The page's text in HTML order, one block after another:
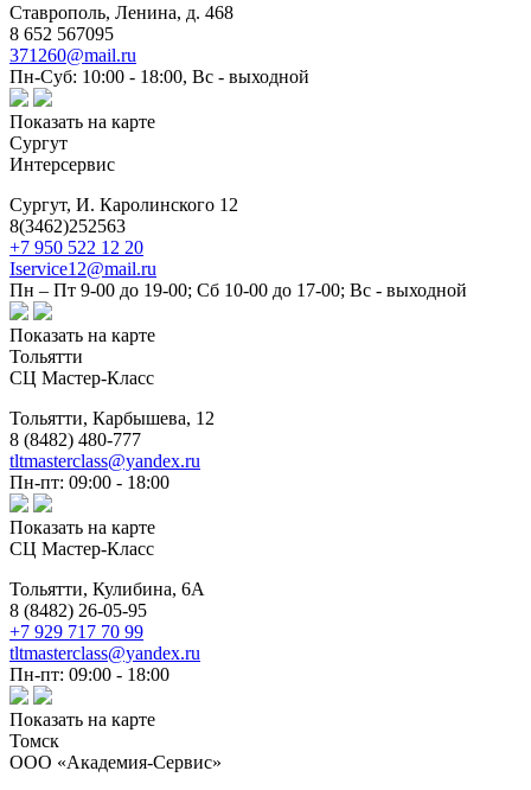
Ставрополь, Ленина, д. 468
8 652 567095
371260@mail.ru
Пн-Суб: 10:00 - 18:00, Вс - выходной
Показать на карте
Сургут
Интерсервис
Сургут, И. Каролинского 12
8(3462)252563
+7 950 522 12 20
Iservice12@mail.ru
Пн – Пт 9-00 до 19-00; Сб 10-00 до 17-00; Вс - выходной
Показать на карте
Тольятти
СЦ Мастер-Класс
Тольятти, Карбышева, 12
8 (8482) 480-777
tltmasterclass@yandex.ru
Пн-пт: 09:00 - 18:00
Показать на карте
СЦ Мастер-Класс
Тольятти, Кулибина, 6А
8 (8482) 26-05-95
+7 929 717 70 99
tltmasterclass@yandex.ru
Пн-пт: 09:00 - 18:00
Показать на карте
Томск
ООО «Академия-Сервис»